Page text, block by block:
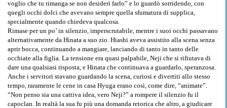
voglio che tu rimanga se non desideri farlo” e lo guardò sorridendo, con
quegli occhi dolci che avevano sempre quella sfumatura di supplica,
specialmente quando chiedeva qualcosa.
Rimase per un po’ in silenzio, imperscrutabile, mentre i suoi occhi passavano
alternativamente da Hinata a suo zio. Hiashi aveva assistito alla scena senza
aprir bocca, continuando a mangiare, lanciando di tanto in tanto delle
occhiate alla figlia. La tensione era quasi palpabile, Neji che si rifiutava di
dare una qualsiasi risposta, e Hinata che continuava a guardarlo, speranzosa.
Anche i servitori stavano guardando la scena, curiosi e divertiti allo stesso
tempo, raramente le cene in casa Hyuga erano così, come dire, “animate”.
“Non penso sia una cattiva idea, vero Neji?” a rompere il silenzio fu il
capoclan. In realtà la sua fu più una domanda retorica che altro, a giudicare